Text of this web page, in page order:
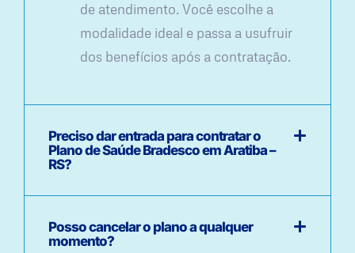
de atendimento. Você escolhe a
modalidade ideal e passa a usufruir
dos benefícios após a contratação.
Preciso dar entrada para contratar o
Plano de Saúde Bradesco em Aratiba –
RS?
Posso cancelar o plano a qualquer
momento?